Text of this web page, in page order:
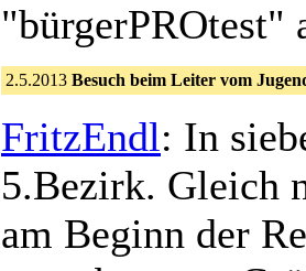
"bürgerPROtest"
2.5.2013 Besuch beim Leiter vom
FritzEndl: In
5.Bezirk. Gleich
am Beginn der